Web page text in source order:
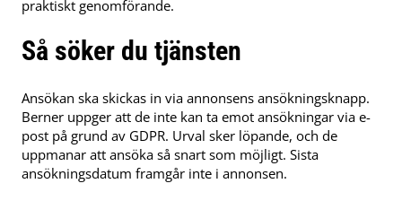
praktiskt genomförande.
Så söker du tjänsten
Ansökan ska skickas in via annonsens ansökningsknapp.
Berner uppger att de inte kan ta emot ansökningar via e-
post på grund av GDPR. Urval sker löpande, och de
uppmanar att ansöka så snart som möjligt. Sista
ansökningsdatum framgår inte i annonsen.